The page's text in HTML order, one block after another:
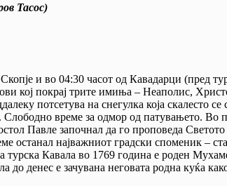
Тасос)
и во 04:30 часот од Кавадарци (пред
кој покрај трите имиња – Неаполис,
потсетува на снегулка која
Слободно време за одмор од патувањето.
Павле започнал да го проповеда
останал најважниот градски споменик –
турска Кавала во 1769 година е роден
до денес е зачувана неговата родна куќа